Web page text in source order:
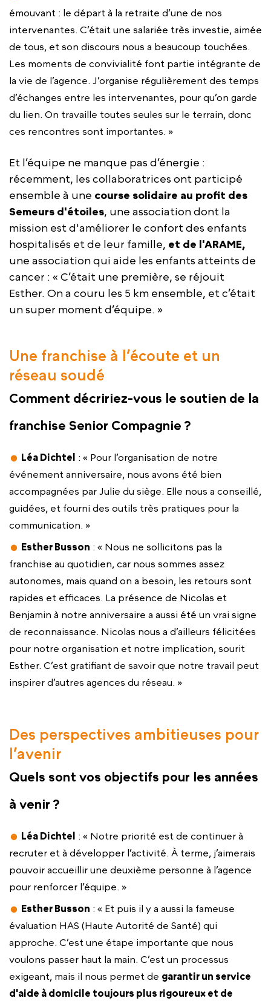
émouvant : le départ à la retraite d’une de nos
intervenantes. C’était une salariée très investie, aimée
de tous, et son discours nous a beaucoup touchées.
Les moments de convivialité font partie intégrante de
la vie de l’agence. J’organise régulièrement des temps
d’échanges entre les intervenantes, pour qu’on garde
du lien. On travaille toutes seules sur le terrain, donc
ces rencontres sont importantes. »
Et l’équipe ne manque pas d’énergie :
récemment, les collaboratrices ont participé
ensemble à une course solidaire au profit des
Semeurs d'étoiles, une association dont la
mission est d'améliorer le confort des enfants
hospitalisés et de leur famille, et de l'ARAME,
une association qui aide les enfants atteints de
cancer : « C’était une première, se réjouit
Esther. On a couru les 5 km ensemble, et c’était
un super moment d’équipe. »
Une franchise à l’écoute et un
réseau soudé
Comment décririez-vous le soutien de la
franchise Senior Compagnie ?
Léa Dichtel
: « Pour l’organisation de notre
événement anniversaire, nous avons été bien
accompagnées par Julie du siège. Elle nous a conseillé,
guidées, et fourni des outils très pratiques pour la
communication. »
Esther Busson : « Nous ne sollicitons pas la
franchise au quotidien, car nous sommes assez
autonomes, mais quand on a besoin, les retours sont
rapides et efficaces. La présence de Nicolas et
Benjamin à notre anniversaire a aussi été un vrai signe
de reconnaissance. Nicolas nous a d’ailleurs félicitées
pour notre organisation et notre implication, sourit
Esther. C’est gratifiant de savoir que notre travail peut
inspirer d’autres agences du réseau. »
Des perspectives ambitieuses pour
l’avenir
Quels sont vos objectifs pour les années
à venir ?
Léa Dichtel
: « Notre priorité est de continuer à
recruter et à développer l’activité. À terme, j’aimerais
pouvoir accueillir une deuxième personne à l’agence
pour renforcer l’équipe. »
Esther Busson : « Et puis il y a aussi la fameuse
évaluation HAS (Haute Autorité de Santé) qui
approche. C’est une étape importante que nous
voulons passer haut la main. C’est un processus
exigeant, mais il nous permet de garantir un service
d'aide à domicile toujours plus rigoureux et de